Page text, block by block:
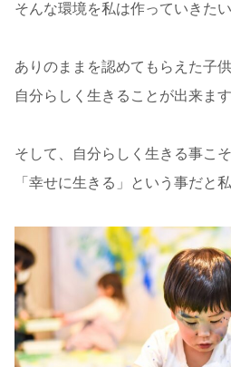
そんな環境を私は作っていきた
ありのままを認めてもらえた子
自分らしく生きることが出来ます
そして、自分らしく生きる事こ
「幸せに生きる」という事だと